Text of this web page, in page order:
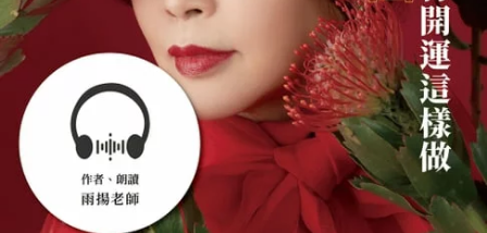
日本購物 電子/紙本書
HOT